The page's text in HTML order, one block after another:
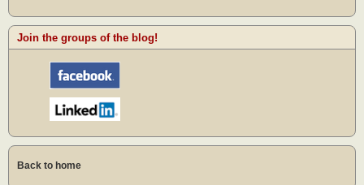
Join the groups of the blog!
Back to home